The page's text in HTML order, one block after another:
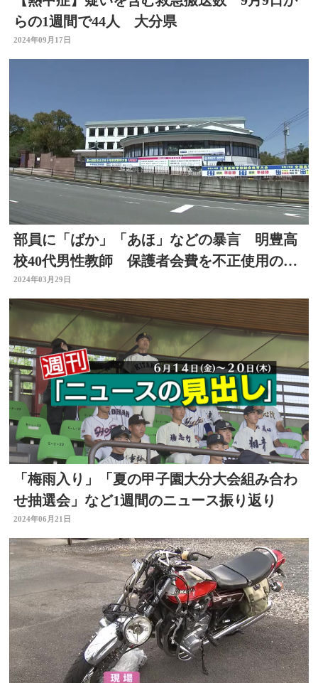
らの1週間で44人 大分県
2024年09月17日
部員に「ばか」「あほ」などの暴言 明豊高
校40代男性教師 保護者会費を不正使用の疑
いも 大分
2024年03月29日
「梅雨入り」「夏の甲子園大分大会組み合わ
せ抽選会」など1週間のニュース振り返り
2024年06月21日